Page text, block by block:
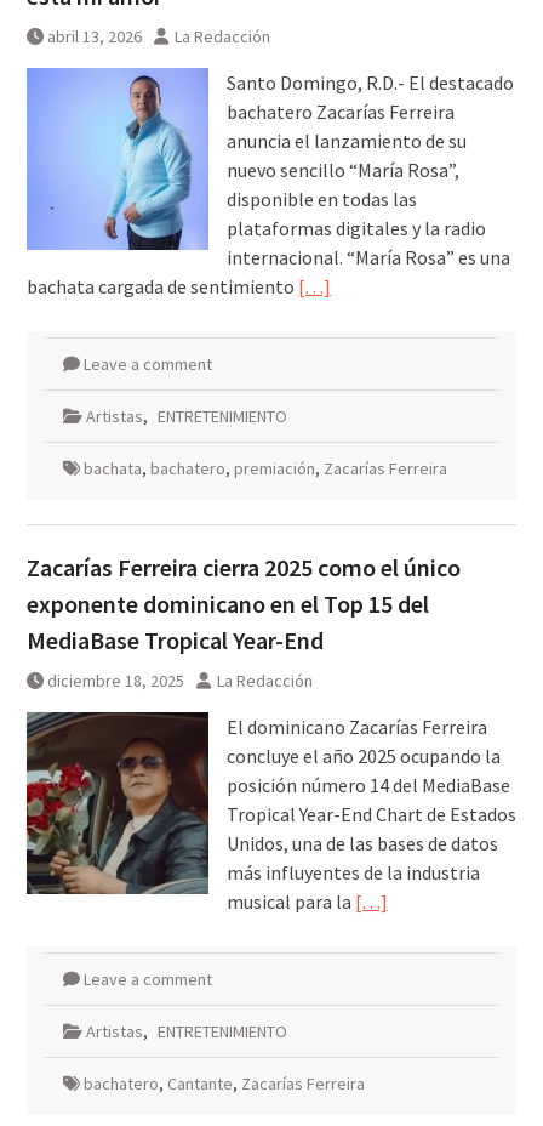
abril 13, 2026 La Redacción
Santo Domingo, R.D.- El destacado
bachatero Zacarías Ferreira
anuncia el lanzamiento de su
nuevo sencillo “María Rosa”,
disponible en todas las
plataformas digitales y la radio
internacional. “María Rosa” es una
bachata cargada de sentimiento […]
Leave a comment
Artistas, ENTRETENIMIENTO
bachata, bachatero, premiación, Zacarías Ferreira
Zacarías Ferreira cierra 2025 como el único
exponente dominicano en el Top 15 del
MediaBase Tropical Year-End
diciembre 18, 2025 La Redacción
El dominicano Zacarías Ferreira
concluye el año 2025 ocupando la
posición número 14 del MediaBase
Tropical Year-End Chart de Estados
Unidos, una de las bases de datos
más influyentes de la industria
musical para la […]
Leave a comment
Artistas, ENTRETENIMIENTO
bachatero, Cantante, Zacarías Ferreira